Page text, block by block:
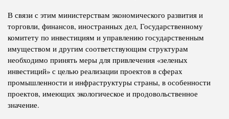
В связи с этим министерствам экономического развития и
торговли, финансов, иностранных дел, Государственному
комитету по инвестициям и управлению государственным
имуществом и другим соответствующим структурам
необходимо принять меры для привлечения «зеленых
инвестиций» с целью реализации проектов в сферах
промышленности и инфраструктуры страны, в особенности
проектов, имеющих экологическое и продовольственное
значение.